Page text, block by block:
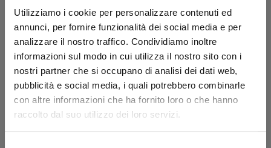
Utilizziamo i cookie per personalizzare contenuti ed
annunci, per fornire funzionalità dei social media e per
analizzare il nostro traffico. Condividiamo inoltre
informazioni sul modo in cui utilizza il nostro sito con i
nostri partner che si occupano di analisi dei dati web,
pubblicità e social media, i quali potrebbero combinarle
con altre informazioni che ha fornito loro o che hanno
raccolto dal suo utilizzo dei loro servizi.
DETECTIVE CONAN NEW EDITION n. 25
31/08/2022